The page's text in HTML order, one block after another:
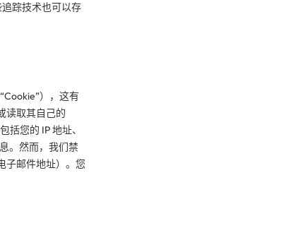
踪技术也可以存
），这有
读取其自己的
您的 IP 地址、
。然而，我们禁
子邮件地址）。您